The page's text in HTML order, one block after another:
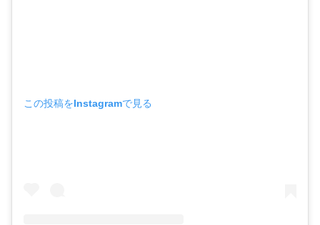
この投稿をInstagramで見る